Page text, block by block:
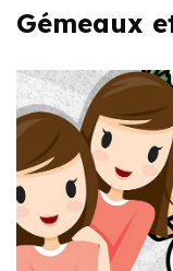
Gémeaux